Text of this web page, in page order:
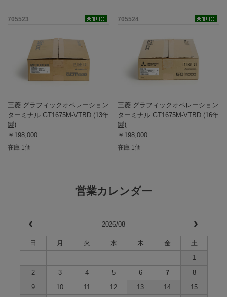
705523
三菱 グラフィックオペレーション
ターミナル GT1675M-VTBD (13年
製)
￥198,000
在庫 1個
705524
三菱 グラフィックオペレーション
ターミナル GT1675M-VTBD (16年
製)
￥198,000
在庫 1個
営業カレンダー
2026/08
日 月 火 水 木 金
土
1
2
3 4 5 6 7
8
9
10 11 12 13 14
15